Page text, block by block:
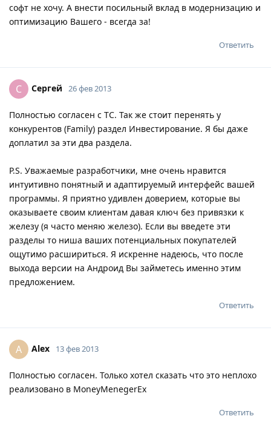
софт не хочу. А внести посильный вклад в модернизацию и
оптимизацию Вашего - всегда за!
Ответить
С Сергей 26 фев 2013
Полностью согласен с ТС. Так же стоит перенять у
конкурентов (Family) раздел Инвестирование. Я бы даже
доплатил за эти два раздела.
P.S. Уважаемые разработчики, мне очень нравится
интуитивно понятный и адаптируемый интерфейс вашей
программы. Я приятно удивлен доверием, которые вы
оказываете своим клиентам давая ключ без привязки к
железу (я часто меняю железо). Если вы введете эти
разделы то ниша ваших потенциальных покупателей
ощутимо расшириться. Я искренне надеюсь, что после
выхода версии на Андроид Вы займетесь именно этим
предложением.
Ответить
A Alex 13 фев 2013
Полностью согласен. Только хотел сказать что это неплохо
реализовано в MoneyMenegerEx
Ответить